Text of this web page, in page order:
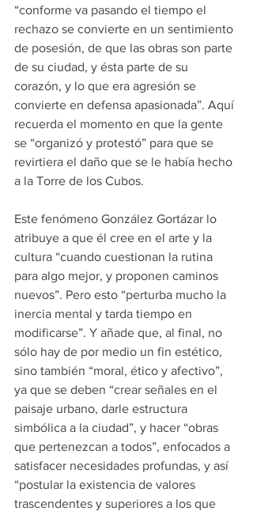
“conforme va pasando el tiempo el
rechazo se convierte en un sentimiento
de posesión, de que las obras son parte
de su ciudad, y ésta parte de su
corazón, y lo que era agresión se
convierte en defensa apasionada”. Aquí
recuerda el momento en que la gente
se “organizó y protestó” para que se
revirtiera el daño que se le había hecho
a la Torre de los Cubos.
Este fenómeno González Gortázar lo
atribuye a que él cree en el arte y la
cultura “cuando cuestionan la rutina
para algo mejor, y proponen caminos
nuevos”. Pero esto “perturba mucho la
inercia mental y tarda tiempo en
modificarse”. Y añade que, al final, no
sólo hay de por medio un fin estético,
sino también “moral, ético y afectivo”,
ya que se deben “crear señales en el
paisaje urbano, darle estructura
simbólica a la ciudad”, y hacer “obras
que pertenezcan a todos”, enfocados a
satisfacer necesidades profundas, y así
“postular la existencia de valores
trascendentes y superiores a los que